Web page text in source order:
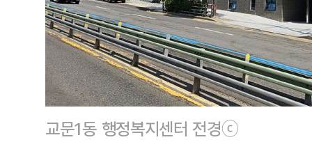
교문1동 행정복지센터 전경ⓒ